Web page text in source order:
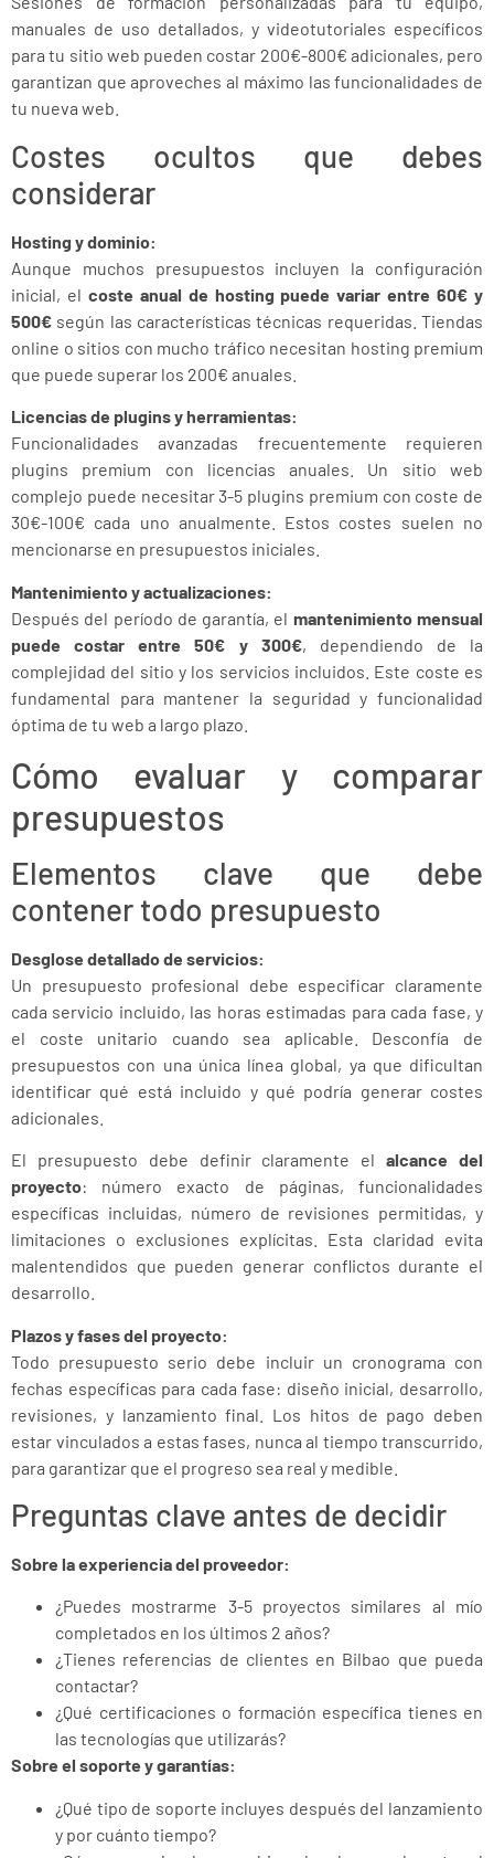
manuales de uso detallados, y videotutoriales específicos
para tu sitio web pueden costar 200€-800€ adicionales, pero
garantizan que aproveches al máximo las funcionalidades de
tu nueva web.
Costes ocultos que debes
considerar
Hosting y dominio:
Aunque muchos presupuestos incluyen la configuración
inicial, el coste anual de hosting puede variar entre 60€ y
500€ según las características técnicas requeridas. Tiendas
online o sitios con mucho tráfico necesitan hosting premium
que puede superar los 200€ anuales.
Licencias de plugins y herramientas:
Funcionalidades avanzadas frecuentemente requieren
plugins premium con licencias anuales. Un sitio web
complejo puede necesitar 3-5 plugins premium con coste de
30€-100€ cada uno anualmente. Estos costes suelen no
mencionarse en presupuestos iniciales.
Mantenimiento y actualizaciones:
Después del período de garantía, el mantenimiento mensual
puede costar entre 50€ y 300€, dependiendo de la
complejidad del sitio y los servicios incluidos. Este coste es
fundamental para mantener la seguridad y funcionalidad
óptima de tu web a largo plazo.
Cómo evaluar y comparar
presupuestos
Elementos clave que debe
contener todo presupuesto
Desglose detallado de servicios:
Un presupuesto profesional debe especificar claramente
cada servicio incluido, las horas estimadas para cada fase, y
el coste unitario cuando sea aplicable. Desconfía de
presupuestos con una única línea global, ya que dificultan
identificar qué está incluido y qué podría generar costes
adicionales.
El presupuesto debe definir claramente elalcance del
proyecto: número exacto de páginas, funcionalidades
específicas incluidas, número de revisiones permitidas, y
limitaciones o exclusiones explícitas. Esta claridad evita
malentendidos que pueden generar conflictos durante el
desarrollo.
Plazos y fases del proyecto:
Todo presupuesto serio debe incluir un cronograma con
fechas específicas para cada fase: diseño inicial, desarrollo,
revisiones, y lanzamiento final. Los hitos de pago deben
estar vinculados a estas fases, nunca al tiempo transcurrido,
para garantizar que el progreso sea real y medible.
Preguntas clave antes de decidir
Sobre la experiencia del proveedor:
¿Puedes mostrarme 3-5 proyectos similares al mío
completados en los últimos 2 años?
¿Tienes referencias de clientes en Bilbao que pueda
contactar?
¿Qué certificaciones o formación específica tienes en
las tecnologías que utilizarás?
Sobre el soporte y garantías:
¿Qué tipo de soporte incluyes después del lanzamiento
y por cuánto tiempo?